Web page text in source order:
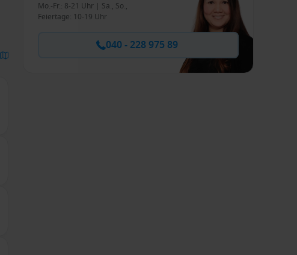
Mo.-Fr.: 8-21 Uhr | Sa., So.,
Feiertage: 10-19 Uhr
040 - 228 975 89